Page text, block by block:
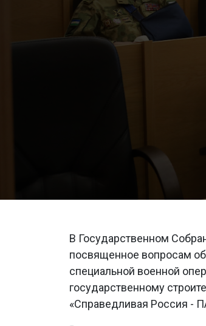
В Государственном
посвященное вопросам
специальной военной
государственному
«Справедливая Россия -